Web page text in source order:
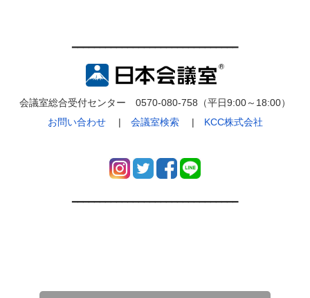
━━━━━━━━━━━━━━━━━━━━━━━━━━━━━━
会議室総合受付センター 0570-080-758（平日9:00～18:00）
お問い合わせ| 会議室検索| KCC株式会社
━━━━━━━━━━━━━━━━━━━━━━━━━━━━━━